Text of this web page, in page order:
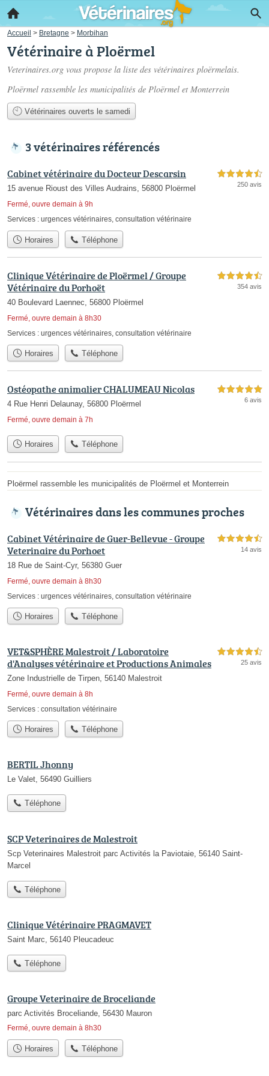
Accueil > Bretagne > Morbihan
Vétérinaire à Ploërmel
Veterinaires.org vous propose la liste des vétérinaires ploërmelais.
Ploërmel rassemble les municipalités de Ploërmel et Monterrein
Vétérinaires ouverts le samedi
3 vétérinaires référencés
Cabinet vétérinaire du Docteur Descarsin
15 avenue Rioust des Villes Audrains, 56800 Ploërmel
Fermé, ouvre demain à 9h
4,5 étoiles sur 5
250 avis
Services : urgences vétérinaires, consultation vétérinaire
Horaires Téléphone
Clinique Vétérinaire de Ploërmel / Groupe
Vétérinaire du Porhoët
40 Boulevard Laennec, 56800 Ploërmel
Fermé, ouvre demain à 8h30
4,5 étoiles sur 5
354 avis
Services : urgences vétérinaires consultation vétérinaire
Horaires Téléphone
Ostéopathe animalier CHALUMEAU Nicolas
4 Rue Henri Delaunay, 56800 Ploërmel
Fermé, ouvre demain à 7h
5,0 étoiles sur 5
6 avis
Horaires Téléphone
Ploërmel rassemble les municipalités de Ploërmel et Monterrein
Vétérinaires dans les communes proches
Cabinet Vétérinaire de Guer-Bellevue - Groupe
Veterinaire du Porhoet
18 Rue de Saint-Cyr, 56380 Guer
Fermé, ouvre demain à 8h30
4,5 étoiles sur 5
14 avis
Services : urgences vétérinaires consultation vétérinaire
Horaires Téléphone
VET&SPHÈRE Malestroit / Laboratoire
d'Analyses vétérinaire et Productions Animales
Zone Industrielle de Tirpen, 56140 Malestroit
Fermé, ouvre demain à 8h
4,5 étoiles sur 5
25 avis
Services : consultation vétérinaire
Horaires Téléphone
BERTIL Jhonny
Le Valet, 56490 Guilliers
Téléphone
SCP Veterinaires de Malestroit
Scp Veterinaires Malestroit parc Activités la Paviotaie, 56140 Saint-
Marcel
Téléphone
Clinique Vétérinaire PRAGMAVET
Saint Marc, 56140 Pleucadeuc
Téléphone
Groupe Veterinaire de Broceliande
parc Activités Broceliande, 56430 Mauron
Fermé, ouvre demain à 8h30
Horaires Téléphone